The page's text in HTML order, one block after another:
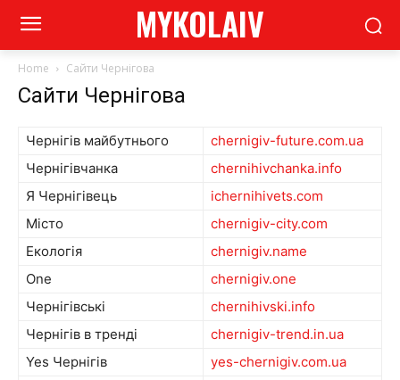
MYKOLAIV
Home Сайти Чернігова
Сайти Чернігова
Чернігів майбутнього
chernigiv-future.com.ua
Чернігівчанка
chernihivchanka.info
Я Чернігівець
ichernihivets.com
Місто
chernigiv-city.com
Екологія
chernigiv.name
One
chernigiv.one
Чернігівські
chernihivski.info
Чернігів в тренді
chernigiv-trend.in.ua
Yes Чернігів
yes-chernigiv.com.ua